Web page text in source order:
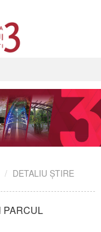
DETALIU ŞTIRE
PARCUL